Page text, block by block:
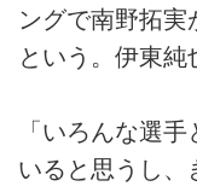
ングで南野拓
という。伊東純
「いろんな選
いると思うし、